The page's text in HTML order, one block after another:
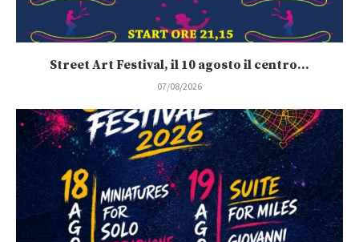
Street Art Festival, il 10 agosto il centro...
07/08/2026